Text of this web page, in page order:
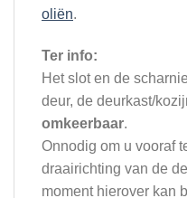
oliën.
Ter info:
Het slot en de
deur, de deurkast/
omkeerbaar.
Onnodig om u vooraf
draairichting van de
moment hierover kan